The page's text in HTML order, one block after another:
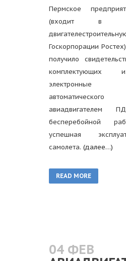
Пермское
(входит в
Госкорпорации
получило
комплектующих
электронные
бесперебойной
успешная
самолета. (далее…)
READ MORE
04 ФЕВ